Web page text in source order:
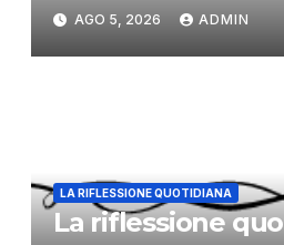
AGO 5, 2026 ADMIN
LA RIFLESSIONE QUOTIDIANA
La riflessione